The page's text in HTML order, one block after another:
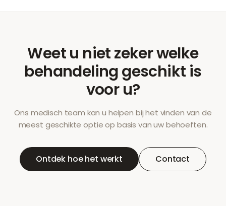
Weet u niet zeker welke
behandeling geschikt is
voor u?
Ons medisch team kan u helpen bij het vinden van de
meest geschikte optie op basis van uw behoeften.
Ontdek hoe het werkt Contact